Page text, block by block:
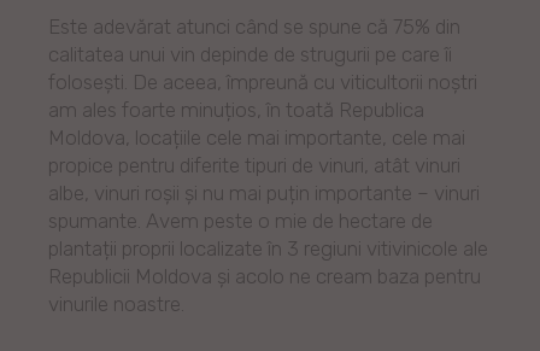
Este adevărat atunci când se spune că 75% din
calitatea unui vin depinde de strugurii pe care îi
folosești. De aceea, împreună cu viticultorii noștri
am ales foarte minuțios, în toată Republica
Moldova, locațiile cele mai importante, cele mai
propice pentru diferite tipuri de vinuri, atât vinuri
albe, vinuri roșii și nu mai puțin importante – vinuri
spumante. Avem peste o mie de hectare de
plantații proprii localizate în 3 regiuni vitivinicole ale
Republicii Moldova și acolo ne cream baza pentru
vinurile noastre.